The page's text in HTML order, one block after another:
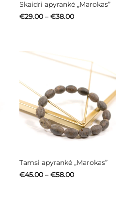
Skaidri apyrankė „Marokas”
€29.00 – €38.00Price
Tamsi apyrankė „Marokas”
€45.00 – €58.00Price